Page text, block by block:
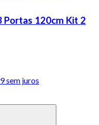
Portas 120cm Kit 2
sem juros